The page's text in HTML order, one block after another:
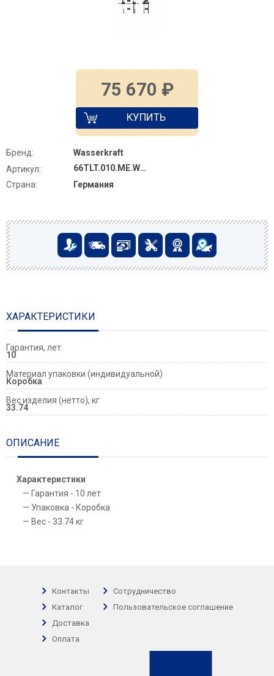
75 670 ₽
КУПИТЬ
Бренд:
Wasserkraft
Артикул:
66TLT.010.ME.WH.PB02
Страна:
Германия
ХАРАКТЕРИСТИКИ
Гарантия, лет
10
Материал упаковки (индивидуальной)
Коробка
Вес изделия (нетто), кг
33.74
ОПИСАНИЕ
Характеристики
Гарантия - 10 лет
Упаковка - Коробка
Вес - 33.74 кг
Контакты
Каталог
Доставка
Оплата
Сотрудничество
Пользовательское соглашение